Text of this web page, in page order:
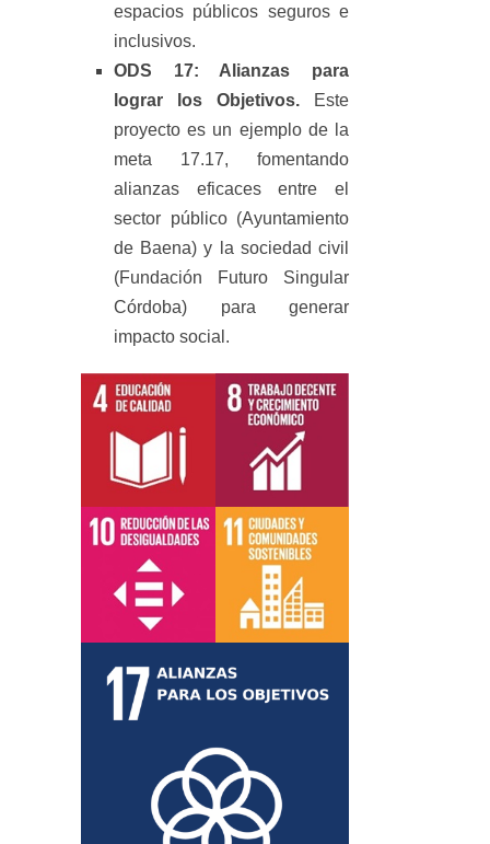
espacios públicos seguros e
inclusivos.
ODS 17: Alianzas para
lograr los Objetivos. Este
proyecto es un ejemplo de la
meta 17.17, fomentando
alianzas eficaces entre el
sector público (Ayuntamiento
de Baena) y la sociedad civil
(Fundación Futuro Singular
Córdoba) para generar
impacto social.